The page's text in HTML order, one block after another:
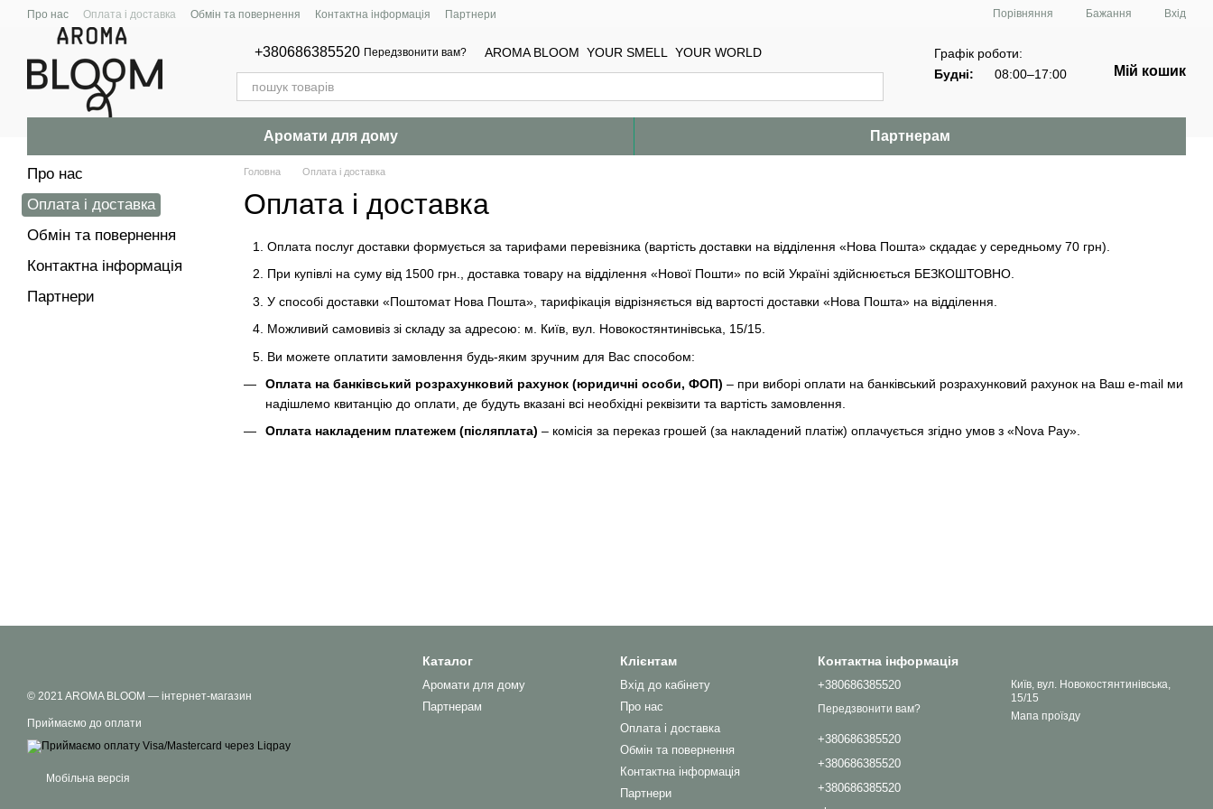
Перейти до основного контенту
Про нас Оплата і доставка Обмін та повернення Контактна інформація Партнери Порівняння Бажання Вхід
+380686385520 Передзвонити вам? AROMA BLOOM YOUR SMELL YOUR WORLD
Графік роботи:
Будні:
08:00–17:00 Мій кошик
Аромати для дому Партнерам
Головна Оплата і доставка
Оплата і доставка
Оплата послуг доставки формується за тарифами перевізника (вартість доставки на відділення «Нова Пошта» скдадає у середньому 70 грн).
При купівлі на суму від 1500 грн., доставка товару на відділення «Нової Пошти» по всій Україні здійснюється БЕЗКОШТОВНО.
У способі доставки «Поштомат Нова Пошта», тарифікація відрізняється від вартості доставки «Нова Пошта» на відділення.
Можливий самовивіз зі складу за адресою: м. Київ, вул. Новокостянтинівська, 15/15.
Ви можете оплатити замовлення будь-яким зручним для Вас способом:
Оплата на банківський розрахунковий рахунок (юридичні особи, ФОП) – при виборі оплати на банківський розрахунковий рахунок на Ваш е-mail ми
надішлемо квитанцію до оплати, де будуть вказані всі необхідні реквізити та вартість замовлення.
Оплата накладеним платежем (післяплата) – комісія за переказ грошей (за накладений платіж) оплачується згідно умов з «Nova Pay».
Про нас
Оплата і доставка
Обмін та повернення
Контактна інформація
Партнери
© 2021 AROMA BLOOM — інтернет-магазин
Приймаємо до оплати
Мобільна версія
Каталог
Аромати для дому
Партнерам
Клієнтам
Вхід до кабінету
Про нас
Оплата і доставка
Обмін та повернення
Контактна інформація
Партнери
Контактна інформація
+380686385520
Передзвонити вам?
+380686385520
+380686385520
+380686385520
Київ, вул. Новокостянтинівська,
15/15
Мапа проїзду